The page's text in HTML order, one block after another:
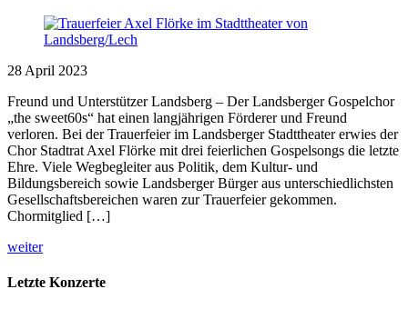
28 April 2023
Freund und Unterstützer Landsberg – Der Landsberger Gospelchor
„the sweet60s“ hat einen langjährigen Förderer und Freund
verloren. Bei der Trauerfeier im Landsberger Stadttheater erwies der
Chor Stadtrat Axel Flörke mit drei feierlichen Gospelsongs die letzte
Ehre. Viele Wegbegleiter aus Politik, dem Kultur- und
Bildungsbereich sowie Landsberger Bürger aus unterschiedlichsten
Gesellschaftsbereichen waren zur Trauerfeier gekommen.
Chormitglied […]
weiter
Letzte Konzerte